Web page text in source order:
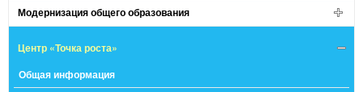
Модернизация общего образования
Центр «Точка роста»
Общая информация